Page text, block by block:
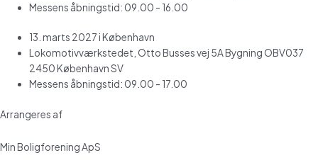
Messens åbningstid: 09.00 - 16.00
13. marts 2027 i København
Lokomotivværkstedet, Otto Busses vej 5A Bygning OBV037
2450 København SV
Messens åbningstid: 09.00 - 17.00
Arrangeres af
Min Boligforening ApS